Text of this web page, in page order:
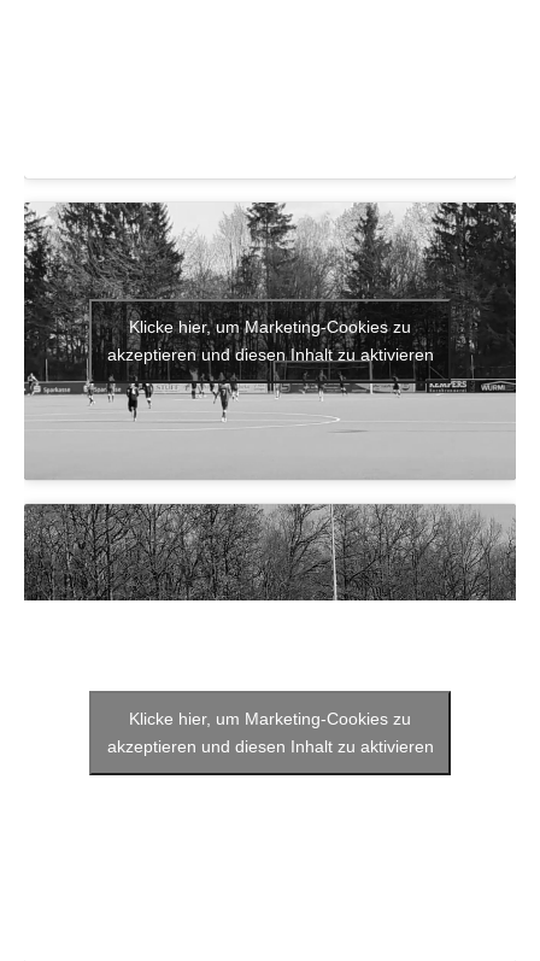
Klicke hier, um Marketing-Cookies zu
akzeptieren und diesen Inhalt zu aktivieren
Klicke hier, um Marketing-Cookies zu
akzeptieren und diesen Inhalt zu aktivieren